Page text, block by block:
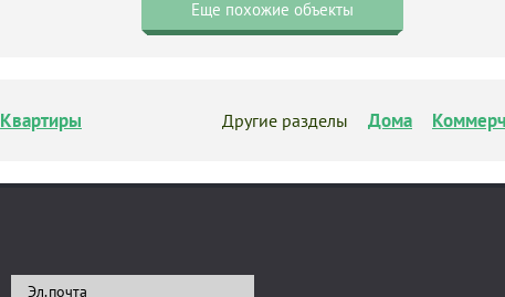
Еще похожие объекты
Квартиры Другие разделы Дома